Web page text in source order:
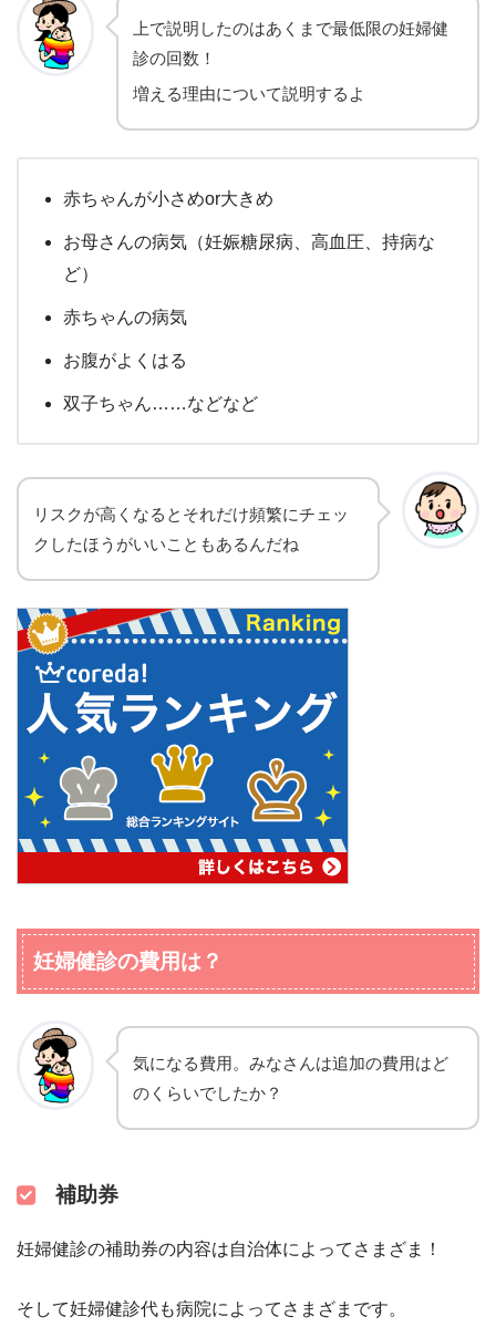
上で説明したのはあくまで最低限の妊婦健
診の回数！
増える理由について説明するよ
赤ちゃんが小さめor大きめ
お母さんの病気（妊娠糖尿病、高血圧、持病な
ど）
赤ちゃんの病気
お腹がよくはる
双子ちゃん……などなど
リスクが高くなるとそれだけ頻繁にチェッ
クしたほうがいいこともあるんだね
妊婦健診の費用は？
気になる費用。みなさんは追加の費用はど
のくらいでしたか？
補助券
妊婦健診の補助券の内容は自治体によってさまざま！
そして妊婦健診代も病院によってさまざまです。